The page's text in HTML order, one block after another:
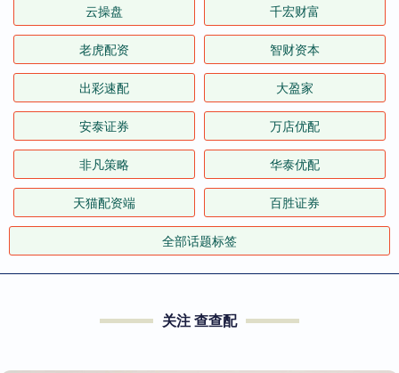
云操盘 千宏财富
老虎配资 智财资本
出彩速配 大盈家
安泰证券 万店优配
非凡策略 华泰优配
天猫配资端 百胜证券
全部话题标签
关注 查查配